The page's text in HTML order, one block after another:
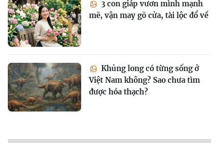
3 con giáp vươn mình mạnh
mẽ, vận may gõ cửa, tài lộc đổ về
Khủng long có từng sống ở
Việt Nam không? Sao chưa tìm
được hóa thạch?